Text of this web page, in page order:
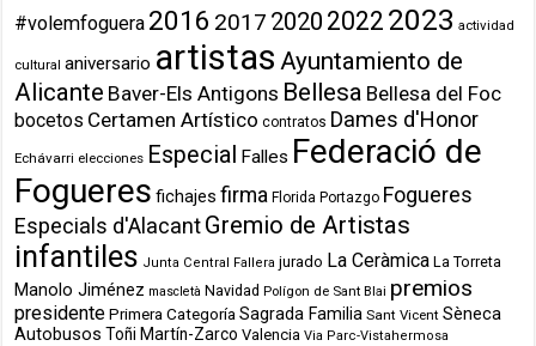
#volemfoguera 2016 2017 2020 2022 2023 actividad
cultural aniversario artistas Ayuntamiento de
Alicante Baver-Els Antigons Bellesa Bellesa del Foc
bocetos Certamen Artístico contratos Dames d'Honor
Echávarri elecciones Especial Falles Federació de
Fogueres fichajes firma Florida Portazgo Fogueres
Especials d'AlacantGremio de Artistas
infantiles Junta Central Fallera jurado La Ceràmica La Torreta
Manolo Jiménez mascletà Navidad Polígon de Sant Blai premios
presidente Primera Categoría Sagrada Familia Sant Vicent Sèneca
Autobusos Toñi Martín-Zarco Valencia Via Parc-Vistahermosa